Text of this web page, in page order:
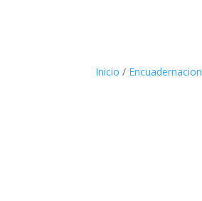
Inicio / Encuadernacion